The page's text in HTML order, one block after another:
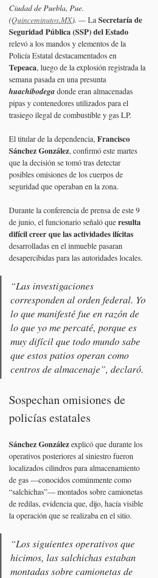
Ciudad de Puebla, Pue.
(Quinceminutos.MX). — La Secretaría de
Seguridad Pública (SSP) del Estado
relevó a los mandos y elementos de la
Policía Estatal destacamentados en
Tepeaca, luego de la explosión registrada la
semana pasada en una presunta
huachibodega donde eran almacenadas
pipas y contenedores utilizados para el
trasiego ilegal de combustible y gas LP.
El titular de la dependencia, Francisco
Sánchez González, confirmó este martes
que la decisión se tomó tras detectar
posibles omisiones de los cuerpos de
seguridad que operaban en la zona.
Durante la conferencia de prensa de este 9
de junio, el funcionario señaló que resulta
difícil creer que las actividades ilícitas
desarrolladas en el inmueble pasaran
desapercibidas para las autoridades locales.
“Las investigaciones
corresponden al orden federal. Yo
lo que manifesté fue en razón de
lo que yo me percaté, porque es
muy difícil que todo mundo sabe
que estos patios operan como
centros de almacenaje”, declaró.
Sospechan omisiones de
policías estatales
Sánchez González explicó que durante los
operativos posteriores al siniestro fueron
localizados cilindros para almacenamiento
de gas —conocidos comúnmente como
“salchichas”— montados sobre camionetas
de redilas, evidencia que, dijo, hacía visible
la operación que se realizaba en el sitio.
“Los siguientes operativos que
hicimos, las salchichas estaban
montadas sobre camionetas de